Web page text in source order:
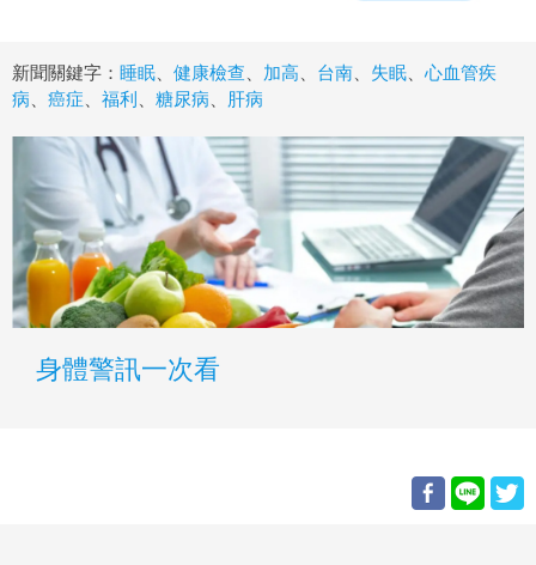
新聞關鍵字： 睡眠、 健康檢查、 加高、 台南、 失眠、 心血管疾
病、 癌症、 福利 、 糖尿病、 肝病
身體警訊一次看